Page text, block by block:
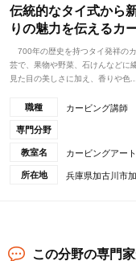
伝統的なタイ式から
りの魅力を伝えるカ
700年の歴史を持つタイ発祥の
芸で、果物や野菜、石けんなどに
見た目の美しさに加え、香りや色...
職種 カービング講師
専門分野
教室名 カービングアー
所在地 兵庫県加古川市
この分野の専門